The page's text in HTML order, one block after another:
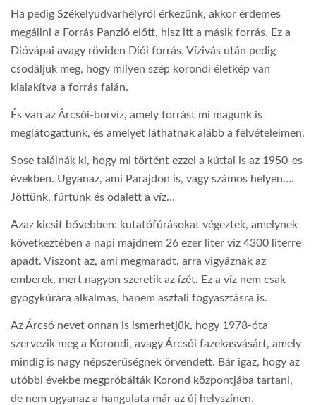
Ha pedig Székelyudvarhelyről érkezünk, akkor érdemes
megállni a Forrás Panzió előtt, hisz itt a másik forrás. Ez a
Dióvápai avagy röviden Diói forrás. Vízivás után pedig
csodáljuk meg, hogy milyen szép korondi életkép van
kialakítva a forrás falán.
És van az Árcsói-borvíz, amely forrást mi magunk is
meglátogattunk, és amelyet láthatnak alább a felvételeimen.
Sose találnák ki, hogy mi történt ezzel a kúttal is az 1950-es
években. Ugyanaz, ami Parajdon is, vagy számos helyen….
Jöttünk, fúrtunk és odalett a víz…
Azaz kicsit bővebben: kutatófúrásokat végeztek, amelynek
következtében a napi majdnem 26 ezer liter víz 4300 literre
apadt. Viszont az, ami megmaradt, arra vigyáznak az
emberek, mert nagyon szeretik az ízét. Ez a víz nem csak
gyógykúrára alkalmas, hanem asztali fogyasztásra is.
Az Árcsó nevet onnan is ismerhetjük, hogy 1978-óta
szervezik meg a Korondi, avagy Árcsói fazekasvásárt, amely
mindig is nagy népszerűségnek örvendett. Bár igaz, hogy az
utóbbi évekbe megpróbálták Korond központjába tartani,
de nem ugyanaz a hangulata már az új helyszínen.